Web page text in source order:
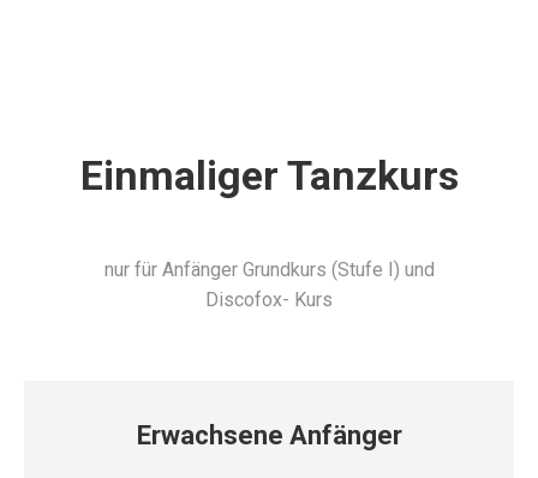
Einmaliger Tanzkurs
nur für Anfänger Grundkurs (Stufe I) und
Discofox- Kurs
Erwachsene Anfänger